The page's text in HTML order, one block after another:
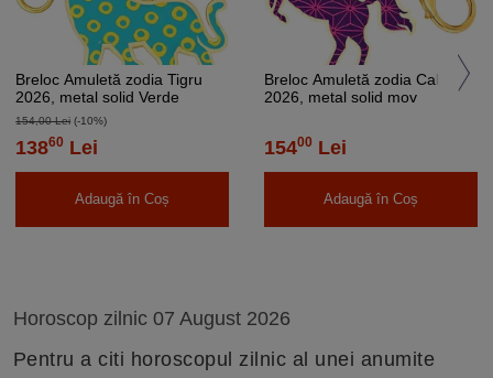
Breloc Amuletă zodia Tigru
2026, metal solid Verde
154,00 Lei (-10%)
13860 Lei
Adaugă în Coș
Breloc Amuletă zodia Cal
2026, metal solid mov
15400 Lei
Adaugă în Coș
Horoscop zilnic 07 August 2026
Pentru a citi horoscopul zilnic al unei anumite